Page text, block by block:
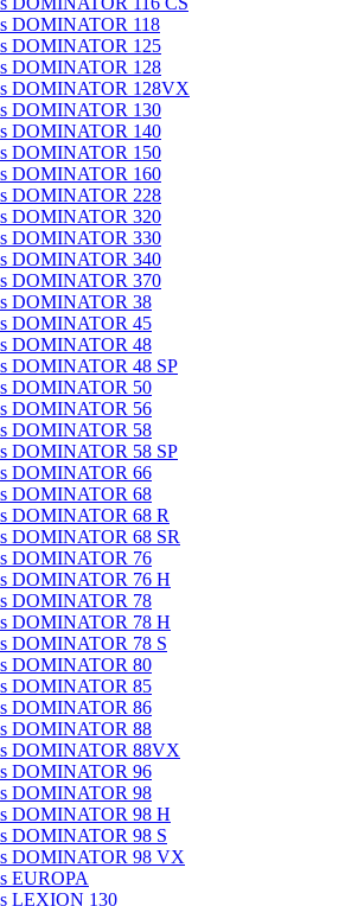
DOMINATOR 118
DOMINATOR 125
DOMINATOR 128
DOMINATOR 128VX
DOMINATOR 130
DOMINATOR 140
DOMINATOR 150
DOMINATOR 160
DOMINATOR 228
DOMINATOR 320
DOMINATOR 330
DOMINATOR 340
DOMINATOR 370
DOMINATOR 38
DOMINATOR 45
DOMINATOR 48
DOMINATOR 48 SP
DOMINATOR 50
DOMINATOR 56
DOMINATOR 58
DOMINATOR 58 SP
DOMINATOR 66
DOMINATOR 68
DOMINATOR 68 R
DOMINATOR 68 SR
DOMINATOR 76
DOMINATOR 76 H
DOMINATOR 78
DOMINATOR 78 H
DOMINATOR 78 S
DOMINATOR 80
DOMINATOR 85
DOMINATOR 86
DOMINATOR 88
DOMINATOR 88VX
DOMINATOR 96
DOMINATOR 98
DOMINATOR 98 H
DOMINATOR 98 S
DOMINATOR 98 VX
EUROPA
LEXION 130